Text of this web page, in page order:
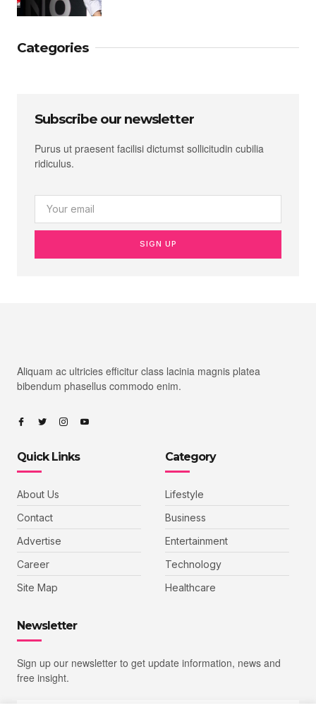
Categories
Subscribe our newsletter
Purus ut praesent facilisi dictumst sollicitudin cubilia
ridiculus.
SIGN UP
Aliquam ac ultricies efficitur class lacinia magnis platea
bibendum phasellus commodo enim.
Quick Links
About Us
Contact
Advertise
Career
Site Map
Category
Lifestyle
Business
Entertainment
Technology
Healthcare
Newsletter
Sign up our newsletter to get update information, news and
free insight.